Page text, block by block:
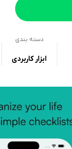
دسته بندی
ابزار کاربردی